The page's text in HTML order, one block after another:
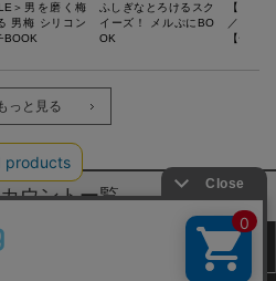
＞男を磨く梅
男梅 シリコン
BOOK
ふしぎなとろけるスク
イーズ！ メルぷにBO
OK
【
／Lサイ
【一般
ウェア
っと見る
ウントー覧